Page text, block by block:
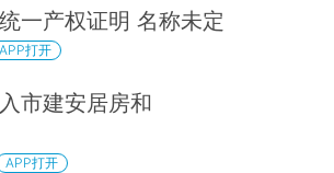
一产权证明 名称未定
APP打开
市建安居房和
APP打开